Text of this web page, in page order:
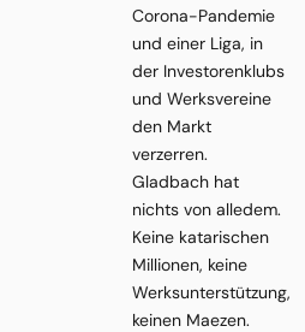
Corona-Pandemie
und einer Liga, in
der Investorenklubs
und Werksvereine
den Markt
verzerren.
Gladbach hat
nichts von alledem.
Keine katarischen
Millionen, keine
Werksunterstützung,
keinen Maezen.